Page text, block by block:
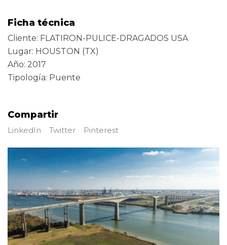
Ficha técnica
Cliente: FLATIRON-PULICE-DRAGADOS USA
Lugar: HOUSTON (TX)
Año: 2017
Tipología: Puente
Compartir
LinkedIn Twitter Pinterest